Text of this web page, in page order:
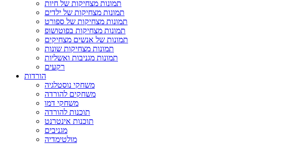
תמונות מצחיקות של חיות
תמונות מצחיקות של ילדים
תמונות מצחיקות של ספורט
תמונות מצחיקות בפוטושופ
תמונות של אנשים מצחיקים
תמונות מצחיקות שונות
תמונות מגניבות ואשליות
רקעים
הורדות
משחקי נוסטלגיה
משחקים להורדה
משחקי דמו
תוכנות להורדה
תוכנות אינטרנט
מגניבים
מולטימדיה